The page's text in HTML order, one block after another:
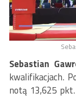
Sebastian
kwalifikacjach.
notą 13,625